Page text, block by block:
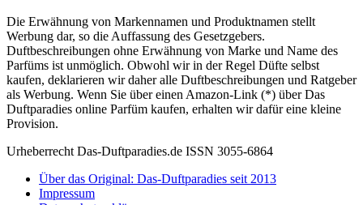
Die Erwähnung von Markennamen und Produktnamen stellt
Werbung dar, so die Auffassung des Gesetzgebers.
Duftbeschreibungen ohne Erwähnung von Marke und Name des
Parfüms ist unmöglich. Obwohl wir in der Regel Düfte selbst
kaufen, deklarieren wir daher alle Duftbeschreibungen und Ratgeber
als Werbung. Wenn Sie über einen Amazon-Link (*) über Das
Duftparadies online Parfüm kaufen, erhalten wir dafür eine kleine
Provision.
Urheberrecht Das-Duftparadies.de ISSN 3055-6864
Über das Original: Das-Duftparadies seit 2013
Impressum